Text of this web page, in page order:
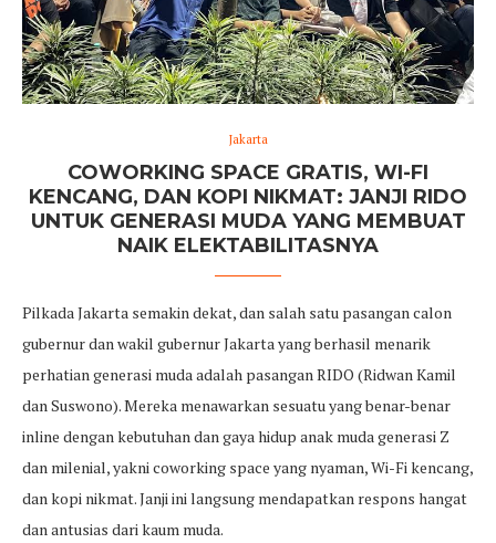
Jakarta
COWORKING SPACE GRATIS, WI-FI
KENCANG, DAN KOPI NIKMAT: JANJI RIDO
UNTUK GENERASI MUDA YANG MEMBUAT
NAIK ELEKTABILITASNYA
Pilkada Jakarta semakin dekat, dan salah satu pasangan calon
gubernur dan wakil gubernur Jakarta yang berhasil menarik
perhatian generasi muda adalah pasangan RIDO (Ridwan Kamil
dan Suswono). Mereka menawarkan sesuatu yang benar-benar
inline dengan kebutuhan dan gaya hidup anak muda generasi Z
dan milenial, yakni coworking space yang nyaman, Wi-Fi kencang,
dan kopi nikmat. Janji ini langsung mendapatkan respons hangat
dan antusias dari kaum muda.